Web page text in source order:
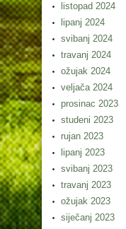
listopad 2024
lipanj 2024
svibanj 2024
travanj 2024
ožujak 2024
veljača 2024
prosinac 2023
studeni 2023
rujan 2023
lipanj 2023
svibanj 2023
travanj 2023
ožujak 2023
siječanj 2023